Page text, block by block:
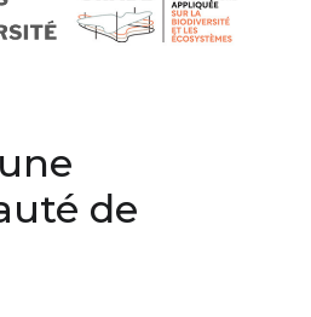
de